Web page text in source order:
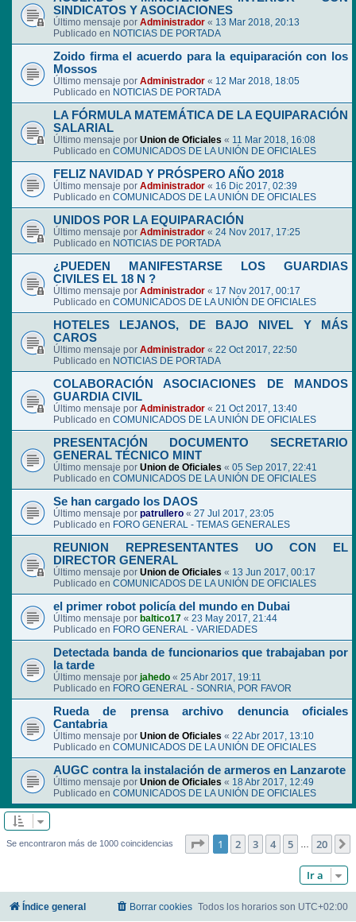
SINDICATOS Y ASOCIACIONES
Último mensaje por Administrador « 13 Mar 2018, 20:13
Publicado en NOTICIAS DE PORTADA
Zoido firma el acuerdo para la equiparación con los
Mossos
Último mensaje por Administrador « 12 Mar 2018, 18:05
Publicado en NOTICIAS DE PORTADA
LA FÓRMULA MATEMÁTICA DE LA EQUIPARACIÓN
SALARIAL
Último mensaje por Union de Oficiales « 11 Mar 2018, 16:08
Publicado en COMUNICADOS DE LA UNIÓN DE OFICIALES
FELIZ NAVIDAD Y PRÓSPERO AÑO 2018
Último mensaje por Administrador « 16 Dic 2017, 02:39
Publicado en COMUNICADOS DE LA UNIÓN DE OFICIALES
UNIDOS POR LA EQUIPARACIÓN
Último mensaje por Administrador « 24 Nov 2017, 17:25
Publicado en NOTICIAS DE PORTADA
¿PUEDEN MANIFESTARSE LOS GUARDIAS
CIVILES EL 18 N ?
Último mensaje por Administrador « 17 Nov 2017, 00:17
Publicado en COMUNICADOS DE LA UNIÓN DE OFICIALES
HOTELES LEJANOS, DE BAJO NIVEL Y MÁS
CAROS
Último mensaje por Administrador « 22 Oct 2017, 22:50
Publicado en NOTICIAS DE PORTADA
COLABORACIÓN ASOCIACIONES DE MANDOS
GUARDIA CIVIL
Último mensaje por Administrador « 21 Oct 2017, 13:40
Publicado en COMUNICADOS DE LA UNIÓN DE OFICIALES
PRESENTACIÓN DOCUMENTO SECRETARIO
GENERAL TÉCNICO MINT
Último mensaje por Union de Oficiales « 05 Sep 2017, 22:41
Publicado en COMUNICADOS DE LA UNIÓN DE OFICIALES
Se han cargado los DAOS
Último mensaje por patrullero « 27 Jul 2017, 23:05
Publicado en FORO GENERAL - TEMAS GENERALES
REUNION REPRESENTANTES UO CON EL
DIRECTOR GENERAL
Último mensaje por Union de Oficiales « 13 Jun 2017, 00:17
Publicado en COMUNICADOS DE LA UNIÓN DE OFICIALES
el primer robot policía del mundo en Dubai
Último mensaje por baltico17 « 23 May 2017, 21:44
Publicado en FORO GENERAL - VARIEDADES
Detectada banda de funcionarios que trabajaban por
la tarde
Último mensaje por jahedo « 25 Abr 2017, 19:11
Publicado en FORO GENERAL - SONRIA, POR FAVOR
Rueda de prensa archivo denuncia oficiales
Cantabria
Último mensaje por Union de Oficiales « 22 Abr 2017, 13:10
Publicado en COMUNICADOS DE LA UNIÓN DE OFICIALES
AUGC contra la instalación de armeros en Lanzarote
Último mensaje por Union de Oficiales « 18 Abr 2017, 12:49
Publicado en COMUNICADOS DE LA UNIÓN DE OFICIALES
Se encontraron más de 1000 coincidencias Página de 20
1 2 3 4 5 … 20
Ir a
Índice general Todos los horarios son UTC+02:00
Borrar cookies